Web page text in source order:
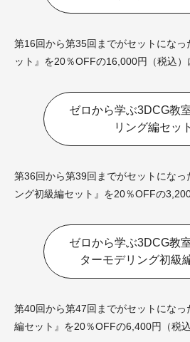
第16回から第35回までがセットにな
ット』を20％OFFの16,000円（税込）
ゼロから学ぶ3DCG教
リング編セッ
第36回から第39回までがセットになっ
ング初級編セット』を20％OFFの
ゼロから学ぶ3DCG教
ターモデリング初級
第40回から第47回までがセットになっ
編セット』を20％OFFの6,400円（税込